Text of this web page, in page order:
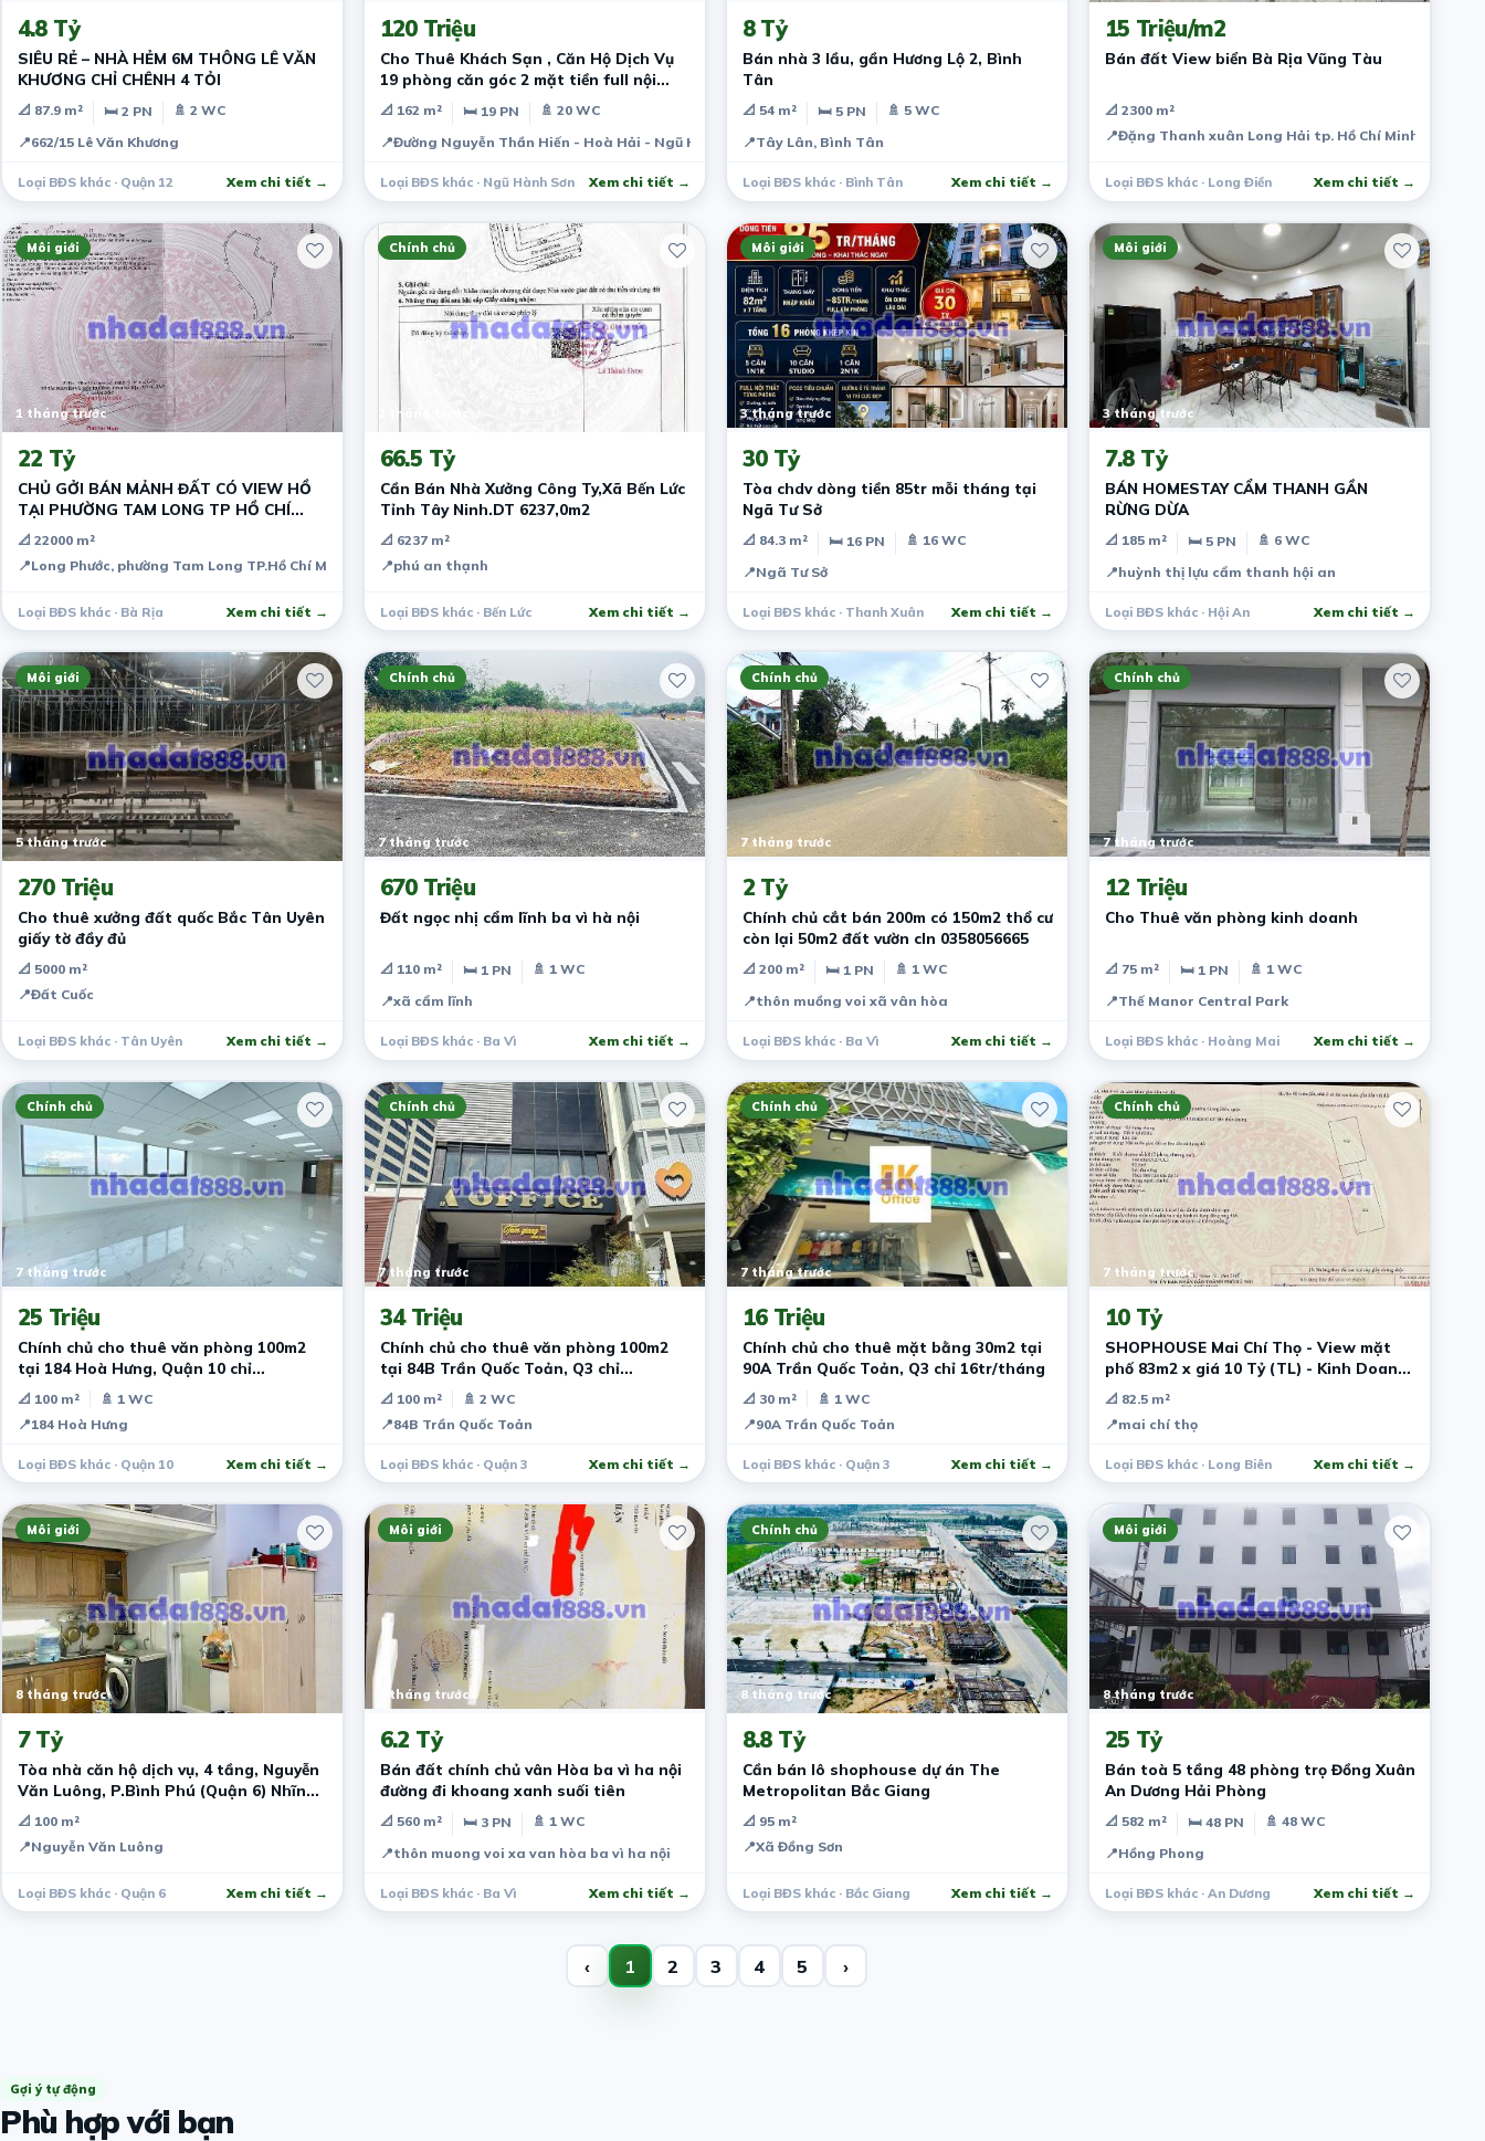
4.8 Tỷ
SIÊU RẺ – NHÀ HẺM 6M THÔNG LÊ VĂN
KHƯƠNG CHỈ CHÊNH 4 TỎI
📐 87.9 m² 🛏 2 PN
🚿 2 WC
📍662/15 Lê Văn Khương
Loại BĐS khác · Quận 12 Xem chi tiết →
120 Triệu
Cho Thuê Khách Sạn , Căn Hộ Dịch Vụ
19 phòng căn góc 2 mặt tiền full nội
thất
📐 162 m² 🛏 19 PN
🚿 20 WC
📍Đường Nguyễn Thần Hiến - Hoà Hải - Ngũ Hành Sơn - Đà Nẵng
Loại BĐS khác · Ngũ Hành Sơn Xem chi tiết →
8 Tỷ
Bán nhà 3 lầu, gần Hương Lộ 2, Bình
Tân
📐 54 m² 🛏 5 PN
🚿 5 WC
📍Tây Lân, Bình Tân
Loại BĐS khác · Bình Tân Xem chi tiết →
15 Triệu/m2
Bán đất View biển Bà Rịa Vũng Tàu
📐 2300 m²
📍Đặng Thanh xuân Long Hải tp. Hồ Chí Minh
Loại BĐS khác · Long Điền Xem chi tiết →
Môi giới
1 tháng trước
22 Tỷ
CHỦ GỞI BÁN MẢNH ĐẤT CÓ VIEW HỒ
TẠI PHƯỜNG TAM LONG TP HỒ CHÍ
MINH
📐 22000 m²
📍Long Phước, phường Tam Long TP.Hồ Chí Minh
Loại BĐS khác · Bà Rịa Xem chi tiết →
Chính chủ
2 tháng trước
66.5 Tỷ
Cần Bán Nhà Xưởng Công Ty,Xã Bến Lức
Tỉnh Tây Ninh.DT 6237,0m2
📐 6237 m²
📍phú an thạnh
Loại BĐS khác · Bến Lức Xem chi tiết →
Môi giới
3 tháng trước
30 Tỷ
Tòa chdv dòng tiền 85tr mỗi tháng tại
Ngã Tư Sở
📐 84.3 m² 🛏 16 PN
🚿 16 WC
📍Ngã Tư Sở
Loại BĐS khác · Thanh Xuân Xem chi tiết →
Môi giới
3 tháng trước
7.8 Tỷ
BÁN HOMESTAY CẨM THANH GẦN
RỪNG DỪA
📐 185 m² 🛏 5 PN
🚿 6 WC
📍huỳnh thị lựu cẩm thanh hội an
Loại BĐS khác · Hội An Xem chi tiết →
Môi giới
5 tháng trước
270 Triệu
Cho thuê xưởng đất quốc Bắc Tân Uyên
giấy tờ đầy đủ
📐 5000 m²
📍Đất Cuốc
Loại BĐS khác · Tân Uyên Xem chi tiết →
Chính chủ
7 tháng trước
670 Triệu
Đất ngọc nhị cẩm lĩnh ba vì hà nội
📐 110 m² 🛏 1 PN
🚿 1 WC
📍xã cẩm lĩnh
Loại BĐS khác · Ba Vì Xem chi tiết →
Chính chủ
7 tháng trước
2 Tỷ
Chính chủ cắt bán 200m có 150m2 thổ cư
còn lại 50m2 đất vườn cln 0358056665
📐 200 m² 🛏 1 PN
🚿 1 WC
📍thôn muồng voi xã vân hòa
Loại BĐS khác · Ba Vì Xem chi tiết →
Chính chủ
7 tháng trước
12 Triệu
Cho Thuê văn phòng kinh doanh
📐 75 m² 🛏 1 PN
🚿 1 WC
📍Thế Manor Central Park
Loại BĐS khác · Hoàng Mai Xem chi tiết →
Chính chủ
7 tháng trước
25 Triệu
Chính chủ cho thuê văn phòng 100m2
tại 184 Hoà Hưng, Quận 10 chỉ
25tr/tháng
📐 100 m²
🚿 1 WC
📍184 Hoà Hưng
Loại BĐS khác · Quận 10 Xem chi tiết →
Chính chủ
7 tháng trước
34 Triệu
Chính chủ cho thuê văn phòng 100m2
tại 84B Trần Quốc Toản, Q3 chỉ
34tr/tháng
📐 100 m²
🚿 2 WC
📍84B Trần Quốc Toản
Loại BĐS khác · Quận 3 Xem chi tiết →
Chính chủ
7 tháng trước
16 Triệu
Chính chủ cho thuê mặt bằng 30m2 tại
90A Trần Quốc Toản, Q3 chỉ 16tr/tháng
📐 30 m²
🚿 1 WC
📍90A Trần Quốc Toản
Loại BĐS khác · Quận 3 Xem chi tiết →
Chính chủ
7 tháng trước
10 Tỷ
SHOPHOUSE Mai Chí Thọ - View mặt
phố 83m2 x giá 10 Tỷ (TL) - Kinh Doanh
đỉnh - 2
📐 82.5 m²
📍mai chí thọ
Loại BĐS khác · Long Biên Xem chi tiết →
Môi giới
8 tháng trước
7 Tỷ
Tòa nhà căn hộ dịch vụ, 4 tầng, Nguyễn
Văn Luông, P.Bình Phú (Quận 6) Nhĩnh
7 tỷ
📐 100 m²
📍Nguyễn Văn Luông
Loại BĐS khác · Quận 6 Xem chi tiết →
Môi giới
8 tháng trước
6.2 Tỷ
Bán đất chính chủ vân Hòa ba vì ha nội
đường đi khoang xanh suối tiên
📐 560 m² 🛏 3 PN
🚿 1 WC
📍thôn muong voi xa van hòa ba vì ha nội
Loại BĐS khác · Ba Vì Xem chi tiết →
Chính chủ
8 tháng trước
8.8 Tỷ
Cần bán lô shophouse dự án The
Metropolitan Bắc Giang
📐 95 m²
📍Xã Đồng Sơn
Loại BĐS khác · Bắc Giang Xem chi tiết →
Môi giới
8 tháng trước
25 Tỷ
Bán toà 5 tầng 48 phòng trọ Đồng Xuân
An Dương Hải Phòng
📐 582 m² 🛏 48 PN
🚿 48 WC
📍Hồng Phong
Loại BĐS khác · An Dương Xem chi tiết →
‹ 1 2 3 4 5 ›
Gợi ý tự động
Phù hợp với bạn